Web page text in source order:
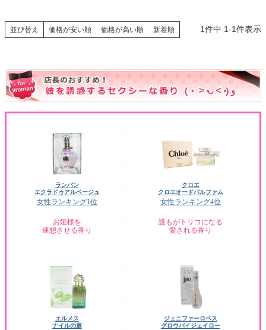
並び替え 価格が安い順 価格が高い順 新着順 1件中 1-1件表示
ランバン
エクラドゥアルページュ
女性ランキング1位
お姫様を
連想させる香り
クロエ
クロエオードパルファム
女性ランキング4位
誰もがトリコになる
愛される香り
エルメス
ナイルの庭
ジェニファーロペス
グロウバイジェイロー